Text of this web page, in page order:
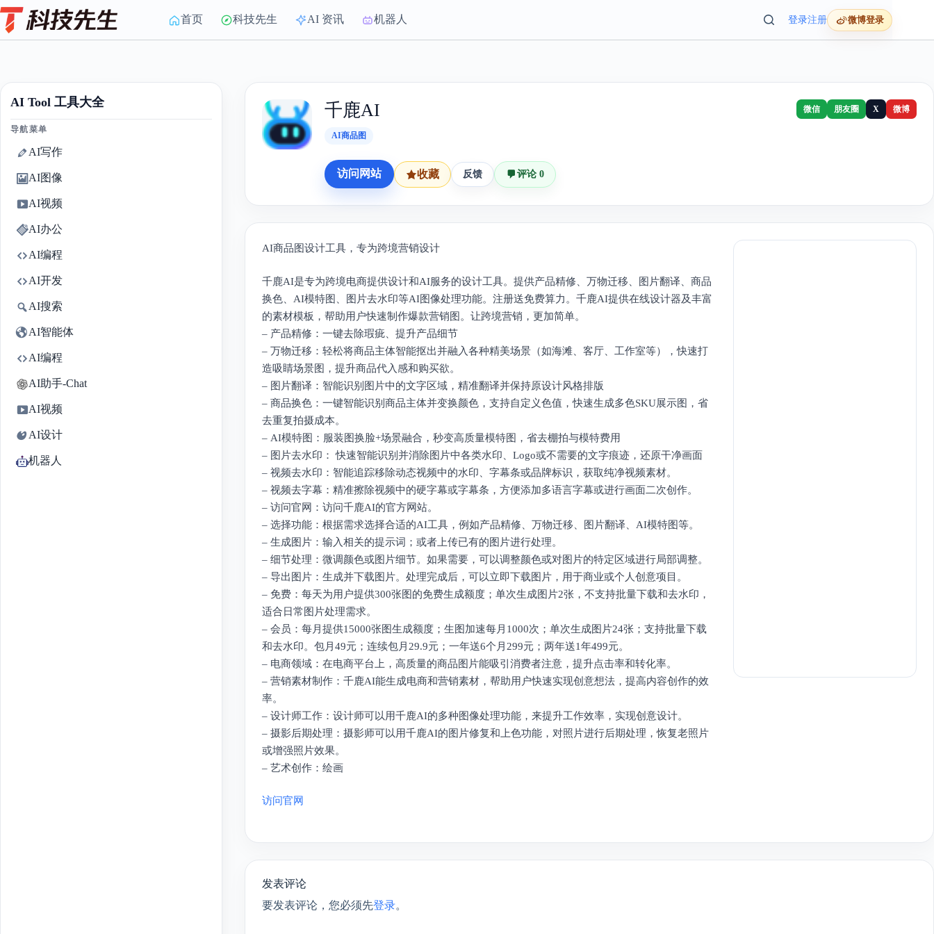
Skip
to
content
首页 科技先生 AI 资讯 机器人 登录注册 微博登录
AI Tool 工具大全
导航菜单
AI写作
AI图像
AI视频
AI办公
AI编程
AI开发
AI搜索
AI智能体
AI编程
AI助手-Chat
AI视频
AI设计
机器人
千鹿AI 微信 朋友圈 X 微博
AI商品图
访问网站 收藏 反馈 评论 0
AI商品图设计工具，专为跨境营销设计
千鹿AI是专为跨境电商提供设计和AI服务的设计工具。提供产品精修、万物迁移、图片翻译、商品
换色、AI模特图、图片去水印等AI图像处理功能。注册送免费算力。千鹿AI提供在线设计器及丰富
的素材模板，帮助用户快速制作爆款营销图。让跨境营销，更加简单。
– 产品精修：一键去除瑕疵、提升产品细节
– 万物迁移：轻松将商品主体智能抠出并融入各种精美场景（如海滩、客厅、工作室等），快速打
造吸睛场景图，提升商品代入感和购买欲。
– 图片翻译：智能识别图片中的文字区域，精准翻译并保持原设计风格排版
– 商品换色：一键智能识别商品主体并变换颜色，支持自定义色值，快速生成多色SKU展示图，省
去重复拍摄成本。
– AI模特图：服装图换脸+场景融合，秒变高质量模特图，省去棚拍与模特费用
– 图片去水印： 快速智能识别并消除图片中各类水印、Logo或不需要的文字痕迹，还原干净画面
– 视频去水印：智能追踪移除动态视频中的水印、字幕条或品牌标识，获取纯净视频素材。
– 视频去字幕：精准擦除视频中的硬字幕或字幕条，方便添加多语言字幕或进行画面二次创作。
– 访问官网：访问千鹿AI的官方网站。
– 选择功能：根据需求选择合适的AI工具，例如产品精修、万物迁移、图片翻译、AI模特图等。
– 生成图片：输入相关的提示词；或者上传已有的图片进行处理。
– 细节处理：微调颜色或图片细节。如果需要，可以调整颜色或对图片的特定区域进行局部调整。
– 导出图片：生成并下载图片。处理完成后，可以立即下载图片，用于商业或个人创意项目。
– 免费：每天为用户提供300张图的免费生成额度；单次生成图片2张，不支持批量下载和去水印，
适合日常图片处理需求。
– 会员：每月提供15000张图生成额度；生图加速每月1000次；单次生成图片24张；支持批量下载
和去水印。包月49元；连续包月29.9元；一年送6个月299元；两年送1年499元。
– 电商领域：在电商平台上，高质量的商品图片能吸引消费者注意，提升点击率和转化率。
– 营销素材制作：千鹿AI能生成电商和营销素材，帮助用户快速实现创意想法，提高内容创作的效
率。
– 设计师工作：设计师可以用千鹿AI的多种图像处理功能，来提升工作效率，实现创意设计。
– 摄影后期处理：摄影师可以用千鹿AI的图片修复和上色功能，对照片进行后期处理，恢复老照片
或增强照片效果。
– 艺术创作：绘画
访问官网
发表评论
要发表评论，您必须先登录。